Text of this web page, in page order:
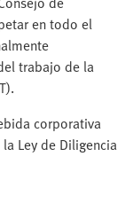
en todo el
trabajo de la
corporativa
Ley de Diligencia